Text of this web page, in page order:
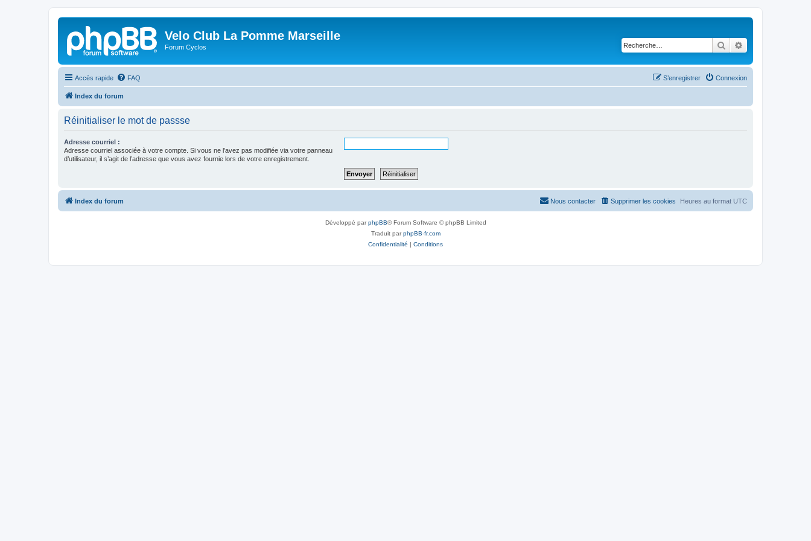
Velo Club La Pomme Marseille
Forum Cyclos Rechercher
Accès rapide FAQ Connexion
S’enregistrer
Index du forum
Réinitialiser le mot de passse
Adresse courriel :
Adresse courriel associée à votre compte. Si vous ne l’avez pas modifiée via votre panneau
d’utilisateur, il s’agit de l’adresse que vous avez fournie lors de votre enregistrement.
Index du forum Heures au format UTC
Supprimer les cookies
Nous contacter
Développé parphpBB® Forum Software © phpBB Limited
Traduit parphpBB-fr.com
Confidentialité | Conditions